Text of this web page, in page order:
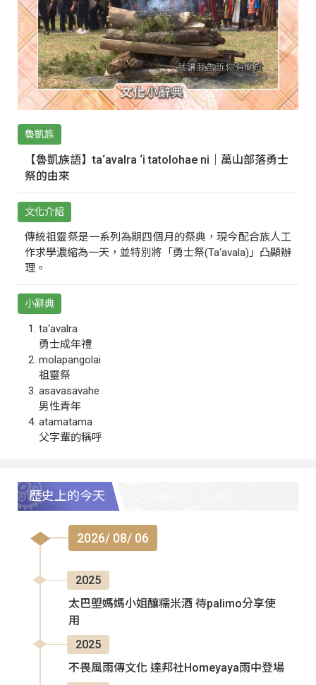
魯凱族
【魯凱族語】ta‘avalra ‘i tatolohae ni｜萬山部落勇士
祭的由來
文化介紹
傳統祖靈祭是一系列為期四個月的祭典，現今配合族人工
作求學濃縮為一天，並特別將「勇士祭(Ta‘avala)」凸顯辦
理。
小辭典
ta‘avalra
勇士成年禮
molapangolai
祖靈祭
asavasavahe
男性青年
atamatama
父字輩的稱呼
歷史上的今天
2026/ 08/ 06
2025
太巴塱媽媽小姐釀糯米酒 待palimo分享使
用
2025
不畏風雨傳文化 達邦社Homeyaya雨中登場